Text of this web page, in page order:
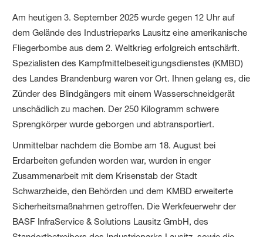
Am heutigen 3. September 2025 wurde gegen 12 Uhr auf
dem Gelände des Industrieparks Lausitz eine amerikanische
Fliegerbombe aus dem 2. Weltkrieg erfolgreich entschärft.
Spezialisten des Kampfmittelbeseitigungsdienstes (KMBD)
des Landes Brandenburg waren vor Ort. Ihnen gelang es, die
Zünder des Blindgängers mit einem Wasserschneidgerät
unschädlich zu machen. Der 250 Kilogramm schwere
Sprengkörper wurde geborgen und abtransportiert.
Unmittelbar nachdem die Bombe am 18. August bei
Erdarbeiten gefunden worden war, wurden in enger
Zusammenarbeit mit dem Krisenstab der Stadt
Schwarzheide, den Behörden und dem KMBD erweiterte
Sicherheitsmaßnahmen getroffen. Die Werkfeuerwehr der
BASF InfraService & Solutions Lausitz GmbH, des